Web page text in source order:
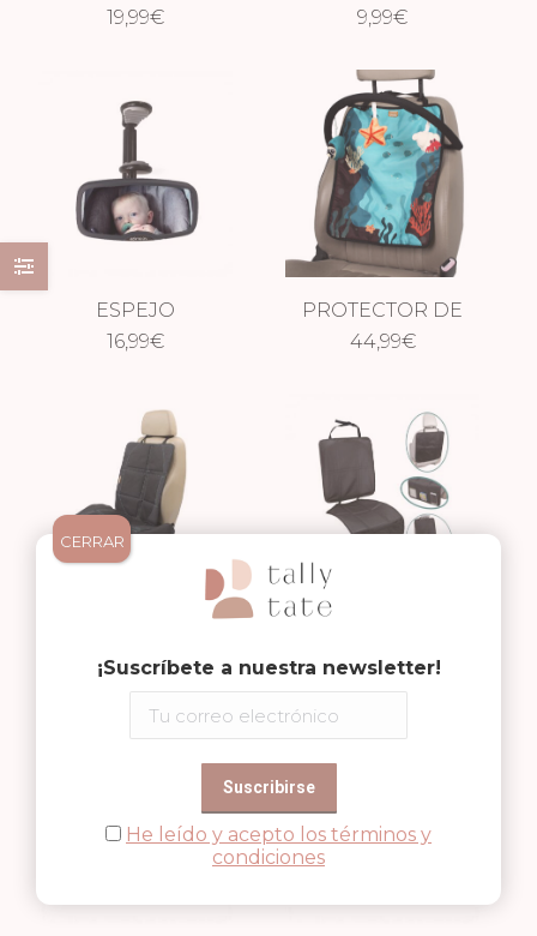
REDONDO
19,99€
DELANTERO CON
9,99€
ESPEJO
DELANTERO CLIP
16,99€
PROTECTOR DE
RESPALDO CON
44,99€
ASIENTO PREMIUM
34,99€
ASIENTO 3 EN 1
29,99€
¡Suscríbete a nuestra newsletter!
He leído y acepto los términos y
condiciones
CERRAR